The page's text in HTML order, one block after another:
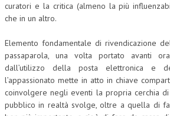
curatori e la critica (almeno la più
che in un altro.
Elemento fondamentale di rivendicazione
passaparola, una volta portato avanti
dall’utilizzo della posta elettronica e
l’appassionato mette in atto in chiave
coinvolgere negli eventi la propria cerchia
pubblico in realtà svolge, oltre a quella di